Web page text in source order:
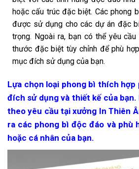
hoặc cấu trúc đặc biệt. Các phong
được sử dụng cho các dự án đặc
trọng. Ngoài ra, bạn có thể yêu
thước đặc biệt tùy chỉnh để phù
mục đích sử dụng của bạn.
Lựa chọn loại phong bì thích hợp
đích sử dụng và thiết kế của
theo yêu cầu tại xưởng In Thiên
ra các phong bì độc đáo và phù
hoặc cá nhân của bạn.